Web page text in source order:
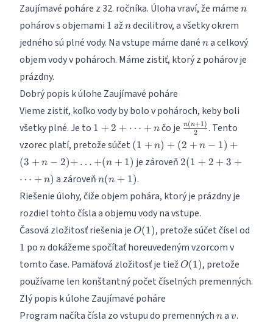
Zaujímavé poháre z 32. ročníka. Úloha vraví, že máme n
n
pohárov s objemami 1
1 ažn
ndecilitrov, a všetky okrem
jedného sú plné vody. Na vstupe máme dané n
na celkový
objem vody v pohároch. Máme zistiť, ktorý z pohárov je
prázdny.
Dobrý popis k úlohe Zaujímavé poháre
Vieme zistiť, koľko vody by bolo v pohároch, keby boli
všetky plné. Je to 1+2+\dots+n
1 + 2 + ⋯ + nčo je \frac{n(n+1)}
{2}
2
n(n+1) . Tento
vzorec platí, pretože súčet (1+n)
+
(2+n-
1) +
(3+n-
(1 + n) + (2 + n − 1) +
(3 + n − 2)+ \dots
… +
(n+1)
+(n + 1) je zároveň 2(1+2+3+\dots+n)
2(1 + 2 + 3 +
⋯ + n) a zároveňn(n+1)
n(n + 1).
Riešenie úlohy, čiže objem pohára, ktorý je prázdny je
rozdiel tohto čísla a objemu vody na vstupe.
Časová zložitosť riešenia je O(1)
O(1), pretože súčet čísel od
1 po n
ndokážeme spočítať horeuvedeným vzorcom v
tomto čase. Pamäťová zložitosť je tiežO(1)
O(1), pretože
používame len konštantný počet číselných premenných.
Zlý popis k úlohe Zaujímavé poháre
Program načíta čísla zo vstupu do premenných n
na v
v.